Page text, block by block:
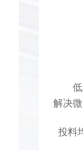
解决
投料